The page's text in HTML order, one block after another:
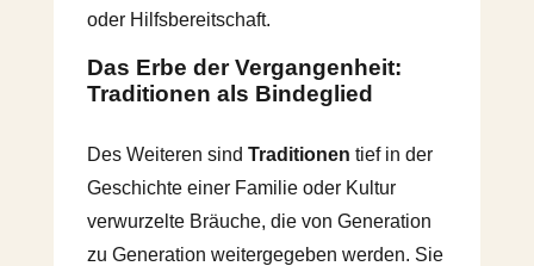
oder Hilfsbereitschaft.
Das Erbe der Vergangenheit:
Traditionen als Bindeglied
Des Weiteren sindTraditionen tief in der
Geschichte einer Familie oder Kultur
verwurzelte Bräuche, die von Generation
zu Generation weitergegeben werden. Sie